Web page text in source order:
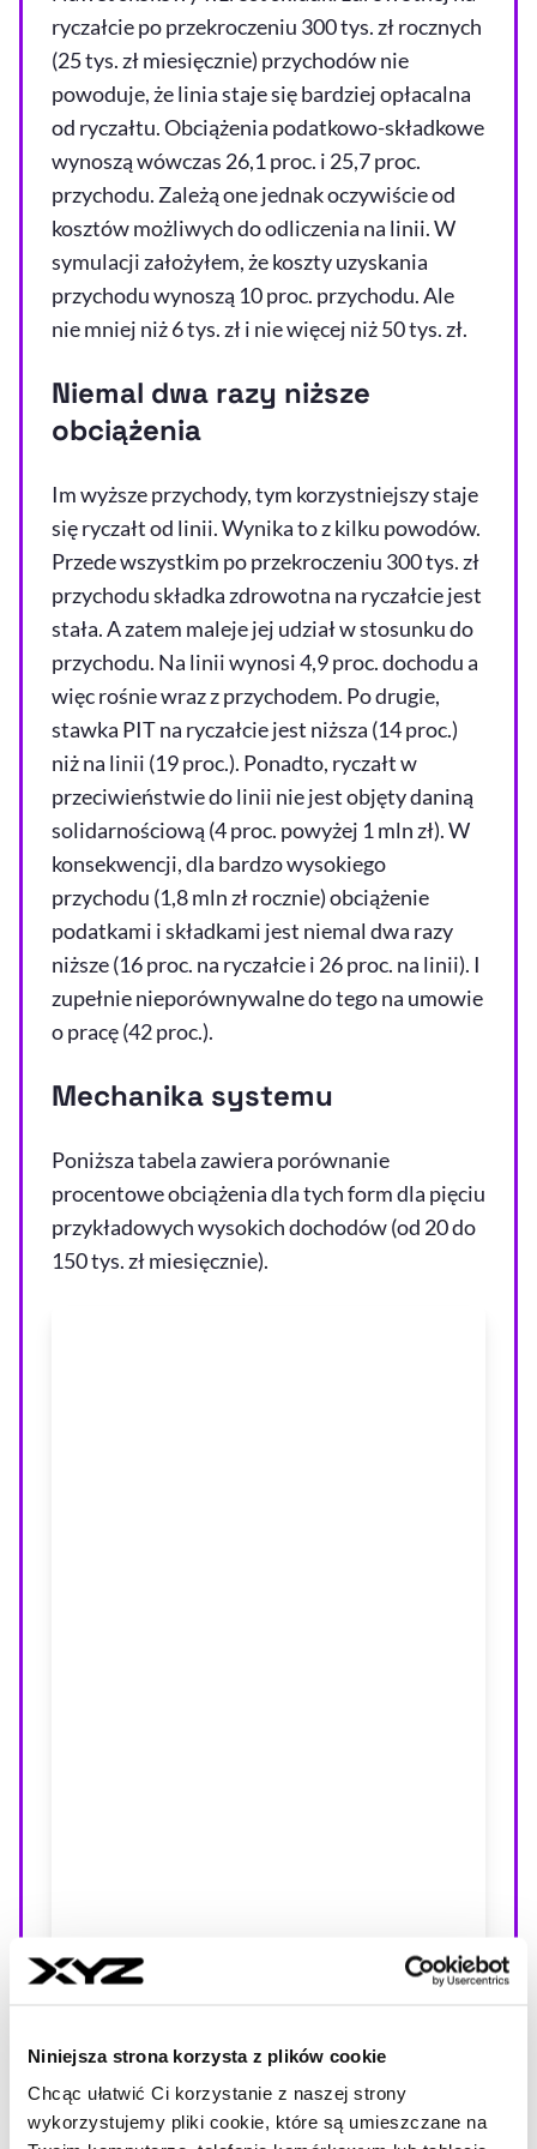
Niniejsza strona korzysta z plików cookie
Chcąc ułatwić Ci korzystanie z naszej strony
wykorzystujemy pliki cookie, które są umieszczane na
ryczałcie po przekroczeniu 300 tys. zł rocznych
(25 tys. zł miesięcznie) przychodów nie
powoduje, że linia staje się bardziej opłacalna
od ryczałtu. Obciążenia podatkowo-składkowe
wynoszą wówczas 26,1 proc. i 25,7 proc.
przychodu. Zależą one jednak oczywiście od
kosztów możliwych do odliczenia na linii. W
symulacji założyłem, że koszty uzyskania
przychodu wynoszą 10 proc. przychodu. Ale
nie mniej niż 6 tys. zł i nie więcej niż 50 tys. zł.
Niemal dwa razy niższe
obciążenia
Im wyższe przychody, tym korzystniejszy staje
się ryczałt od linii. Wynika to z kilku powodów.
Przede wszystkim po przekroczeniu 300 tys. zł
przychodu składka zdrowotna na ryczałcie jest
stała. A zatem maleje jej udział w stosunku do
przychodu. Na linii wynosi 4,9 proc. dochodu a
więc rośnie wraz z przychodem. Po drugie,
stawka PIT na ryczałcie jest niższa (14 proc.)
niż na linii (19 proc.). Ponadto, ryczałt w
przeciwieństwie do linii nie jest objęty daniną
solidarnościową (4 proc. powyżej 1 mln zł). W
konsekwencji, dla bardzo wysokiego
przychodu (1,8 mln zł rocznie) obciążenie
podatkami i składkami jest niemal dwa razy
niższe (16 proc. na ryczałcie i 26 proc. na linii). I
zupełnie nieporównywalne do tego na umowie
o pracę (42 proc.).
Mechanika systemu
Poniższa tabela zawiera porównanie
procentowe obciążenia dla tych form dla pięciu
przykładowych wysokich dochodów (od 20 do
150 tys. zł miesięcznie).